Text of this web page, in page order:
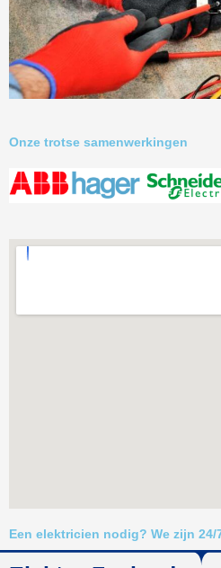
Onze trotse samenwerkingen
Een elektricien nodig? We zijn 24/